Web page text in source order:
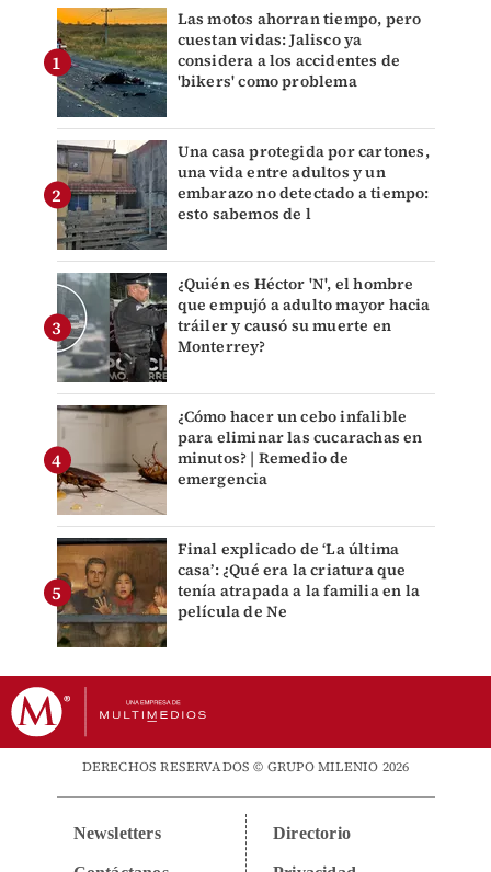
Las motos ahorran tiempo, pero
cuestan vidas: Jalisco ya
considera a los accidentes de
'bikers' como problema
Una casa protegida por cartones,
una vida entre adultos y un
embarazo no detectado a tiempo:
esto sabemos de l
¿Quién es Héctor 'N', el hombre
que empujó a adulto mayor hacia
tráiler y causó su muerte en
Monterrey?
¿Cómo hacer un cebo infalible
para eliminar las cucarachas en
minutos? | Remedio de
emergencia
Final explicado de ‘La última
casa’: ¿Qué era la criatura que
tenía atrapada a la familia en la
película de Ne
DERECHOS RESERVADOS © GRUPO MILENIO 2026
Newsletters Directorio